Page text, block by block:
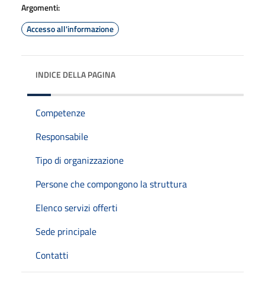
Argomenti:
Accesso all'informazione
INDICE DELLA PAGINA
Competenze
Responsabile
Tipo di organizzazione
Persone che compongono la struttura
Elenco servizi offerti
Sede principale
Contatti